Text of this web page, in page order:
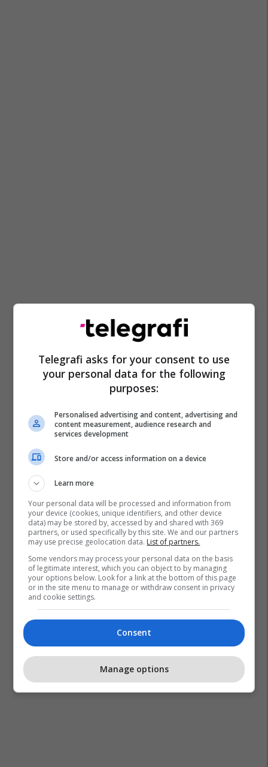
Telegrafi asks for your consent to use
your personal data for the following
purposes:
Personalised advertising and content, advertising and
content measurement, audience research and
services development
Store and/or access information on a device
Learn more
Your personal data will be processed and information from
your device (cookies, unique identifiers, and other device
data) may be stored by, accessed by and shared with 369
partners, or used specifically by this site. We and our partners
may use precise geolocation data. List of partners.
Some vendors may process your personal data on the basis
of legitimate interest, which you can object to by managing
your options below. Look for a link at the bottom of this page
or in the site menu to manage or withdraw consent in privacy
and cookie settings.
Consent
Manage options